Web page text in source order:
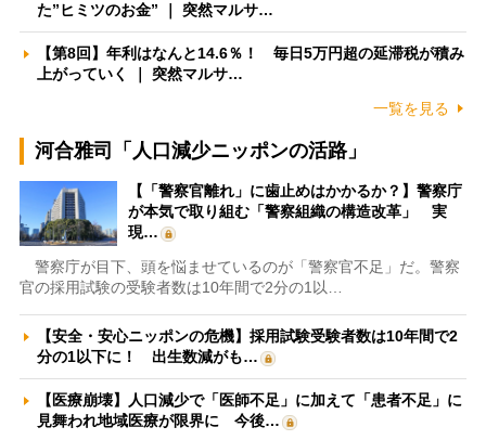
た”ヒミツのお金” ｜ 突然マルサ…
【第8回】年利はなんと14.6％！ 毎日5万円超の延滞税が積み
上がっていく ｜ 突然マルサ…
一覧を見る
河合雅司「人口減少ニッポンの活路」
【「警察官離れ」に歯止めはかかるか？】警察庁
が本気で取り組む「警察組織の構造改革」 実
現…
警察庁が目下、頭を悩ませているのが「警察官不足」だ。警察
官の採用試験の受験者数は10年間で2分の1以…
【安全・安心ニッポンの危機】採用試験受験者数は10年間で2
分の1以下に！ 出生数減がも…
【医療崩壊】人口減少で「医師不足」に加えて「患者不足」に
見舞われ地域医療が限界に 今後…